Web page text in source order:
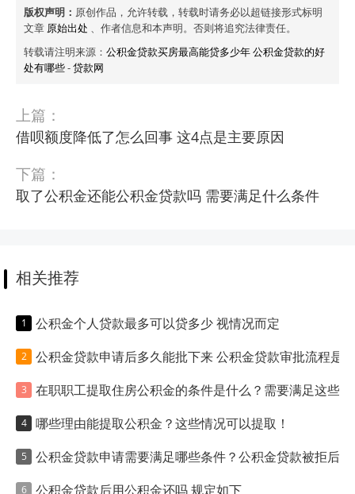
版权声明： 原创作品，允许转载，转载时请务必以超链接形式标明
文章 原始出处 、作者信息和本声明。否则将追究法律责任。
转载请注明来源： 公积金贷款买房最高能贷多少年 公积金贷款的好
处有哪些-贷款网
上篇：
借呗额度降低了怎么回事 这4点是主要原因
下篇：
取了公积金还能公积金贷款吗 需要满足什么条件
相关推荐
公积金个人贷款最多可以贷多少 视情况而定
公积金贷款申请后多久能批下来 公积金贷款审批流程是什么
在职职工提取住房公积金的条件是什么？需要满足这些要求！
哪些理由能提取公积金？这些情况可以提取！
公积金贷款申请需要满足哪些条件？公积金贷款被拒后去申请商业住房贷款的成功率高吗？
公积金贷款后用公积金还吗 规定如下